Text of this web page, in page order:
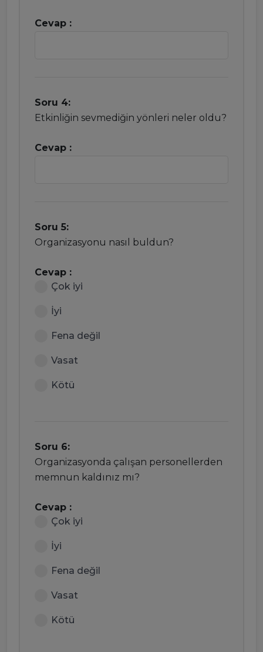
Cevap :
Soru 4:
Etkinliğin sevmediğin yönleri neler oldu?
Cevap :
Soru 5:
Organizasyonu nasıl buldun?
Cevap :
Çok iyi
İyi
Fena değil
Vasat
Kötü
Soru 6:
Organizasyonda çalışan personellerden
memnun kaldınız mı?
Cevap :
Çok iyi
İyi
Fena değil
Vasat
Kötü